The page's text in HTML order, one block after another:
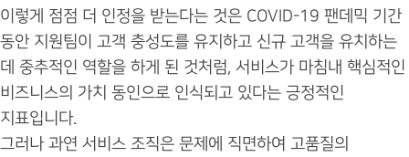
이렇게 점점 더 인정을 받는다는 것은 COVID-19 팬데믹 기간
동안 지원팀이 고객 충성도를 유지하고 신규 고객을 유치하는
데 중추적인 역할을 하게 된 것처럼, 서비스가 마침내 핵심적인
비즈니스의 가치 동인으로 인식되고 있다는 긍정적인
지표입니다.
그러나 과연 서비스 조직은 문제에 직면하여 고품질의